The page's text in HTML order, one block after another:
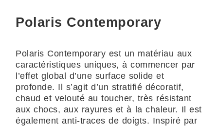
Polaris Contemporary
Polaris Contemporary est un matériau aux
caractéristiques uniques, à commencer par
l’effet global d’une surface solide et
profonde. Il s’agit d’un stratifié décoratif,
chaud et velouté au toucher, très résistant
aux chocs, aux rayures et à la chaleur. Il est
également anti-traces de doigts. Inspiré par